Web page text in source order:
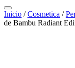
Inicio /Cosmetica /
de Bambu Radiant